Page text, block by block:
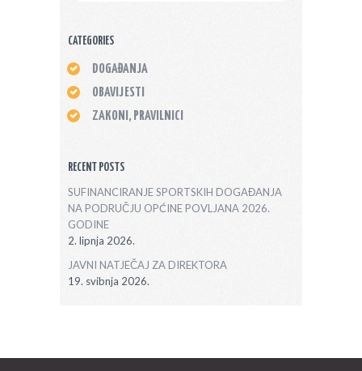
CATEGORIES
DOGAĐANJA
OBAVIJESTI
ZAKONI, PRAVILNICI
RECENT POSTS
SUFINANCIRANJE SPORTSKIH DOGAĐANJA
NA PODRUČJU OPĆINE POVLJANA 2026.
GODINE
2. lipnja 2026.
JAVNI NATJEČAJ ZA DIREKTORA
19. svibnja 2026.